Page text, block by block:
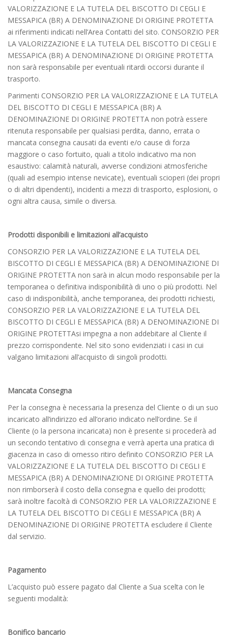
VALORIZZAZIONE E LA TUTELA DEL BISCOTTO DI CEGLI E
MESSAPICA (BR) A DENOMINAZIONE DI ORIGINE PROTETTA
ai riferimenti indicati nell’Area Contatti del sito. CONSORZIO PER
LA VALORIZZAZIONE E LA TUTELA DEL BISCOTTO DI CEGLI E
MESSAPICA (BR) A DENOMINAZIONE DI ORIGINE PROTETTA
non sarà responsabile per eventuali ritardi occorsi durante il
trasporto.
Parimenti CONSORZIO PER LA VALORIZZAZIONE E LA TUTELA
DEL BISCOTTO DI CEGLI E MESSAPICA (BR) A
DENOMINAZIONE DI ORIGINE PROTETTA non potrà essere
ritenuta responsabile per qualsiasi perdita, danno, errata o
mancata consegna causati da eventi e/o cause di forza
maggiore o caso fortuito, quali a titolo indicativo ma non
esaustivo: calamità naturali, avverse condizioni atmosferiche
(quali ad esempio intense nevicate), eventuali scioperi (dei propri
o di altri dipendenti), incidenti a mezzi di trasporto, esplosioni, o
ogni altra causa, simile o diversa.
Prodotti disponibili e limitazioni all’acquisto
CONSORZIO PER LA VALORIZZAZIONE E LA TUTELA DEL
BISCOTTO DI CEGLI E MESSAPICA (BR) A DENOMINAZIONE DI
ORIGINE PROTETTA non sarà in alcun modo responsabile per la
temporanea o definitiva indisponibilità di uno o più prodotti. Nel
caso di indisponibilità, anche temporanea, dei prodotti richiesti,
CONSORZIO PER LA VALORIZZAZIONE E LA TUTELA DEL
BISCOTTO DI CEGLI E MESSAPICA (BR) A DENOMINAZIONE DI
ORIGINE PROTETTAsi impegna a non addebitare al Cliente il
prezzo corrispondente. Nel sito sono evidenziati i casi in cui
valgano limitazioni all’acquisto di singoli prodotti.
Mancata Consegna
Per la consegna è necessaria la presenza del Cliente o di un suo
incaricato all’indirizzo ed all’orario indicato nell’ordine. Se il
Cliente (o la persona incaricata) non è presente si procederà ad
un secondo tentativo di consegna e verrà aperta una pratica di
giacenza in caso di omesso ritiro definito CONSORZIO PER LA
VALORIZZAZIONE E LA TUTELA DEL BISCOTTO DI CEGLI E
MESSAPICA (BR) A DENOMINAZIONE DI ORIGINE PROTETTA
non rimborserà il costo della consegna e quello dei prodotti;
sarà inoltre facoltà di CONSORZIO PER LA VALORIZZAZIONE E
LA TUTELA DEL BISCOTTO DI CEGLI E MESSAPICA (BR) A
DENOMINAZIONE DI ORIGINE PROTETTA escludere il Cliente
dal servizio.
Pagamento
L’acquisto può essere pagato dal Cliente a Sua scelta con le
seguenti modalità:
Bonifico bancario